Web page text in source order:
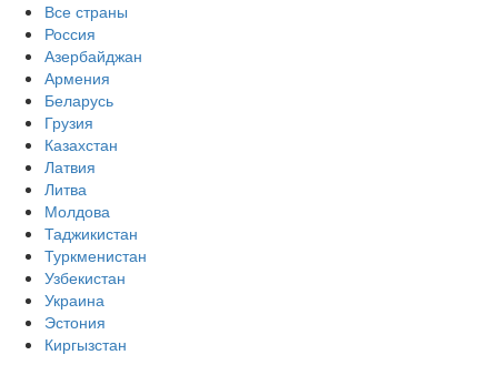
Все страны
Россия
Азербайджан
Армения
Беларусь
Грузия
Казахстан
Латвия
Литва
Молдова
Таджикистан
Туркменистан
Узбекистан
Украина
Эстония
Киргызстан